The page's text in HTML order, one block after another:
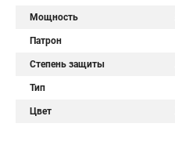
Мощность
Патрон
Степень защиты
Тип
Цвет